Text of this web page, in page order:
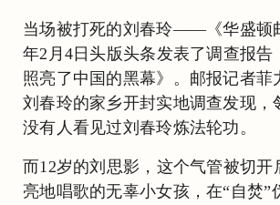
当场被打死的刘春玲——《华盛顿
年2月4日头版头条发表了调查报告
照亮了中国的黑幕》。邮报记者菲
刘春玲的家乡开封实地调查发现，
没有人看见过刘春玲炼法轮功。
而12岁的刘思影，这个气管被切开
亮地唱歌的无辜小女孩，在“自焚”